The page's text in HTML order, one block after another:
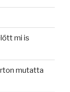
mi is
mutatta